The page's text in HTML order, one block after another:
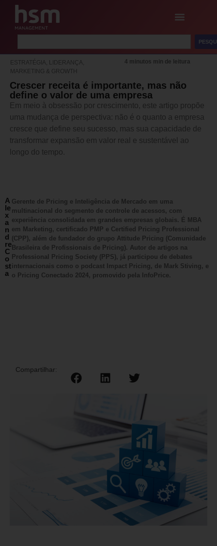
ESTRATÉGIA LIDERANÇA
MARKETING & GROWTH
4 minutos min de leitura
Crescer receita é importante, mas não
define o valor de uma empresa
Em meio à obsessão por crescimento, este artigo propõe
uma mudança de perspectiva: não é o quanto a empresa
cresce que define seu sucesso, mas sua capacidade de
transformar expansão em valor real e sustentável ao
longo do tempo.
A
le
x
a
n
d
re
C
o
st
a
Gerente de Pricing e Inteligência de Mercado em uma
multinacional do segmento de controle de acessos, com
experiência consolidada em grandes empresas globais. É MBA
em Marketing, certificado PMP e Certified Pricing Professional
(CPP), além de fundador do grupo Attitude Pricing (Comunidade
Brasileira de Profissionais de Pricing). Autor de artigos na
Professional Pricing Society (PPS), já participou de debates
internacionais como o podcast Impact Pricing, de Mark Stiving, e
o Pricing Conectado 2024, promovido pela InfoPrice.
Compartilhar: